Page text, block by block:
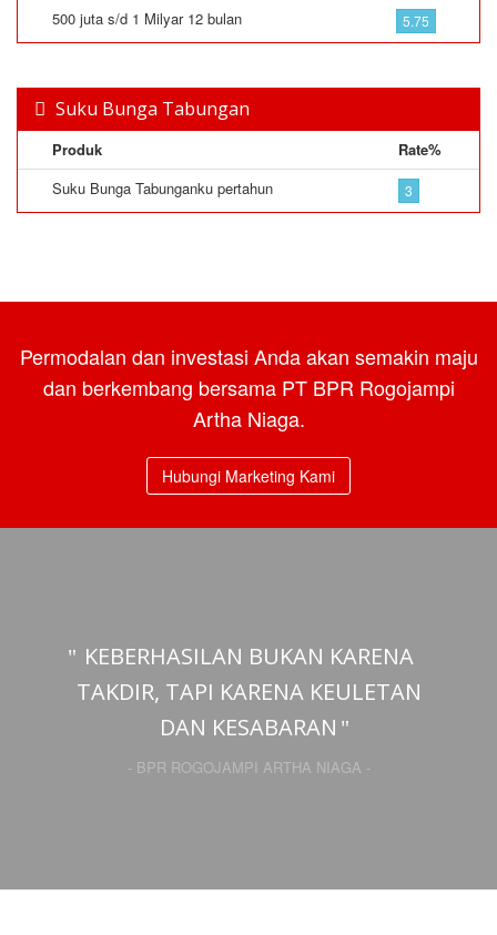
500 juta s/d 1 Milyar 12 bulan 5.75
Suku Bunga Tabungan
Produk
Rate%
Suku Bunga Tabunganku pertahun
3
Permodalan dan investasi Anda akan semakin maju
dan berkembang bersama PT BPR Rogojampi
Artha Niaga.
Hubungi Marketing Kami
KEBERHASILAN BUKAN KARENA
TAKDIR, TAPI KARENA KEULETAN
DAN KESABARAN
- BPR ROGOJAMPI ARTHA NIAGA -